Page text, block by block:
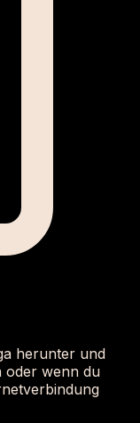
herunter und
oder wenn du